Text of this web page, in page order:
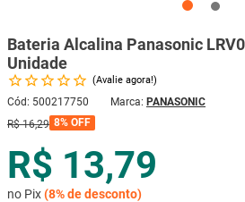
Bateria Alcalina Panasonic
Unidade
Avalie agora!
Cód: 500217750
PANASONIC
R$ 16,29 8% OFF
R$ 13,79
no Pix(8%de desconto)
5º porta
6º vaso sanitário
7 º tinta
8º cadeira
9 º mesa
º ar condicionado